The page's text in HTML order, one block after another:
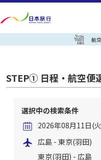
航
STEP① 日程・航空便
選択中の検索条件
2026年08月11日(
広島 - 東京(羽田)
東京(羽田) - 広島